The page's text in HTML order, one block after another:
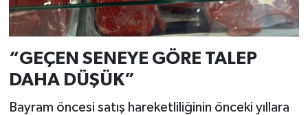
“GEÇEN SENEYE GÖRE TALEP
DAHA DÜŞÜK”
Bayram öncesi satış hareketliliğinin önceki yıllara